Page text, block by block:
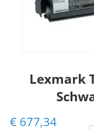
Lexmark
€ 677,34